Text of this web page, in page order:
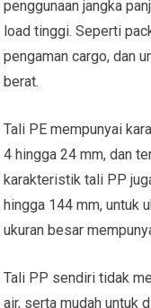
penggunaan jangka
load tinggi. Seperti
pengaman cargo, dan
berat.
Tali PE mempunyai
4 hingga 24 mm, dan
karakteristik tali PP
hingga 144 mm, untuk
ukuran besar
Tali PP sendiri tidak
air, serta mudah untuk